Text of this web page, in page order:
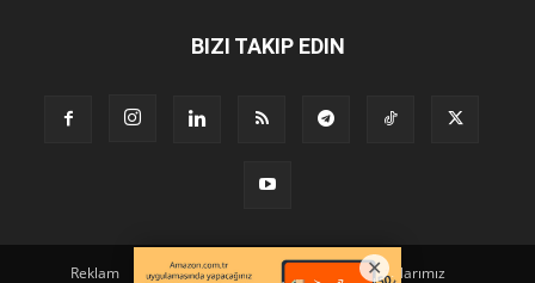
BIZI TAKIP EDIN
Reklam Künye Hakkımızda Yazarlarımız